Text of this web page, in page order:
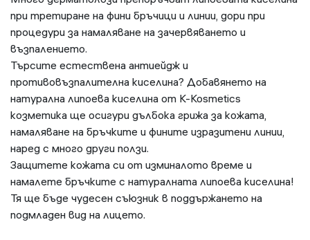
при третиране на фини бръчици и линии, дори при
процедури за намаляване на зачервяването и
възпалението.
Търсите естествена антиейдж и
противовъзпалителна киселина? Добавянето на
натурална липоева киселина от K-Kosmetics
козметика ще осигури дълбока грижа за кожата,
намаляване на бръчките и фините изразитени линии,
наред с много други ползи.
Защитете кожата си от изминалото време и
намалете бръчките с натуралната липоева киселина!
Тя ще бъде чудесен съюзник в поддържането на
подмладен вид на лицето.